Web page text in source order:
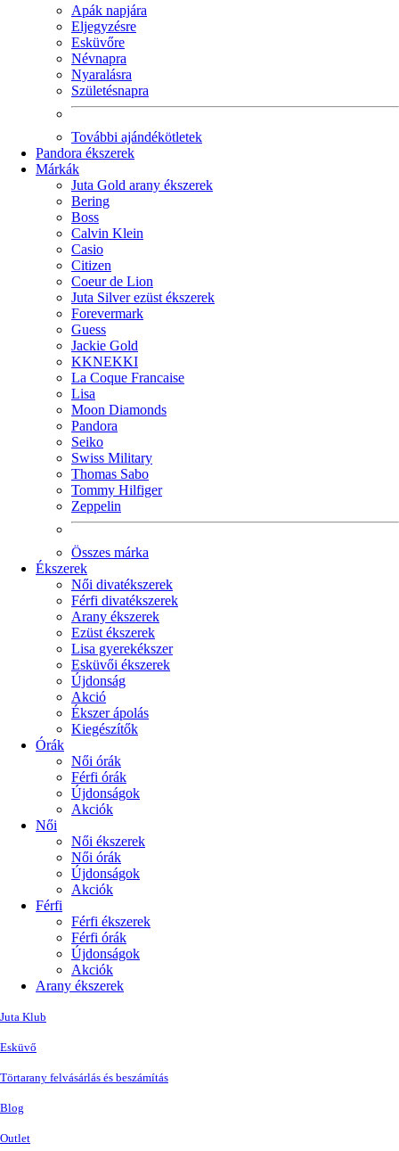
Apák napjára
Eljegyzésre
Esküvőre
Névnapra
Nyaralásra
Születésnapra
További ajándékötletek
Pandora ékszerek
Márkák
Juta Gold arany ékszerek
Bering
Boss
Calvin Klein
Casio
Citizen
Coeur de Lion
Juta Silver ezüst ékszerek
Forevermark
Guess
Jackie Gold
KKNEKKI
La Coque Francaise
Lisa
Moon Diamonds
Pandora
Seiko
Swiss Military
Thomas Sabo
Tommy Hilfiger
Zeppelin
Összes márka
Ékszerek
Női divatékszerek
Férfi divatékszerek
Arany ékszerek
Ezüst ékszerek
Lisa gyerekékszer
Esküvői ékszerek
Újdonság
Akció
Ékszer ápolás
Kiegészítők
Órák
Női órák
Férfi órák
Újdonságok
Akciók
Női
Női ékszerek
Női órák
Újdonságok
Akciók
Férfi
Férfi ékszerek
Férfi órák
Újdonságok
Akciók
Arany ékszerek
Juta Klub
Esküvő
Törtarany felvásárlás és beszámítás
Blog
Outlet